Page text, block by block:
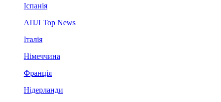
Іспанія
АПЛ Top News
Італія
Німеччина
Франція
Нідерланди